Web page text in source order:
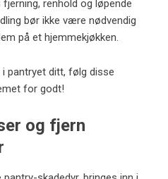
renhold og løpende
bør ikke være nødvendig
på et hjemmekjøkken.
pantryet ditt, følg disse
for godt!
og fjern